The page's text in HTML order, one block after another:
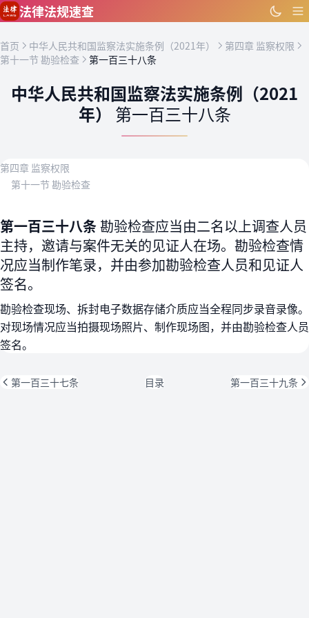
跳到主要内容
法律法规速查
首页 中华人民共和国监察法实施条例（2021年）
第四章 监察权限
第十一节 勘验检查
第一百三十八条
中华人民共和国监察法实施条例（2021
年） 第一百三十八条
第四章 监察权限
第十一节 勘验检查
第一百三十八条勘验检查应当由二名以上调查人员
主持，邀请与案件无关的见证人在场。勘验检查情
况应当制作笔录，并由参加勘验检查人员和见证人
签名。
勘验检查现场、拆封电子数据存储介质应当全程同步录音录像。
对现场情况应当拍摄现场照片、制作现场图，并由勘验检查人员
签名。
第一百三十七条 目录 第一百三十九条